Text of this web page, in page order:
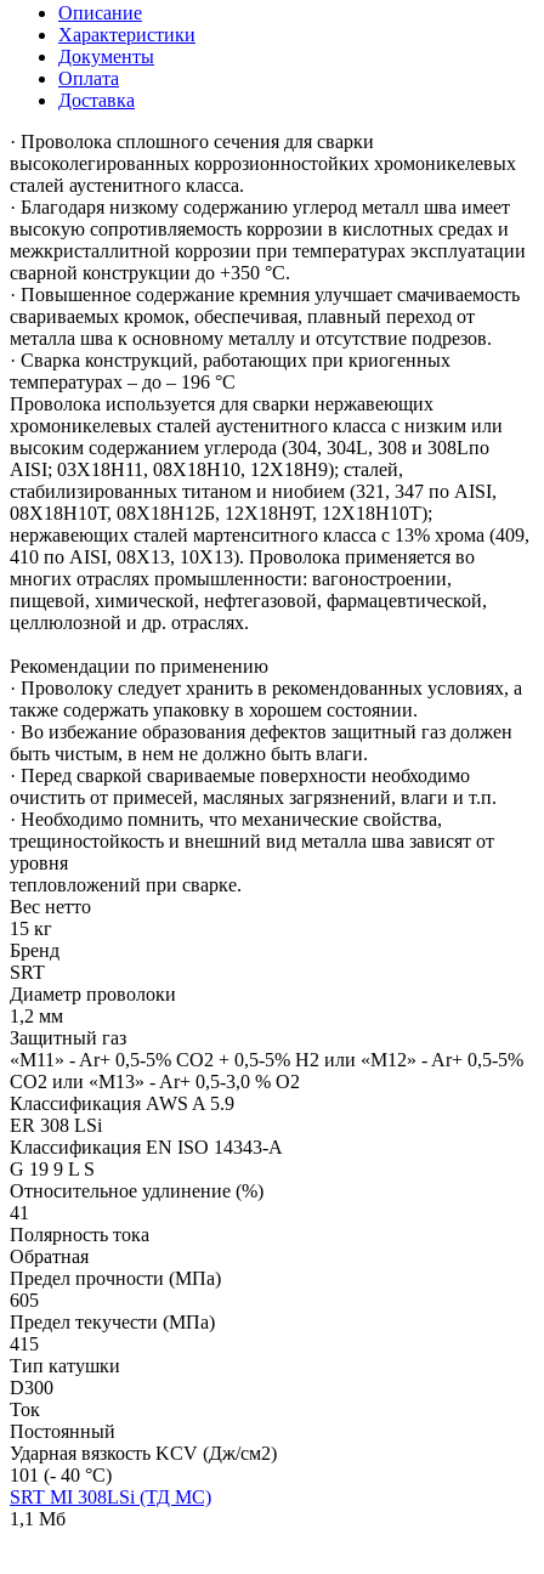
Описание
Характеристики
Документы
Оплата
Доставка
· Проволока сплошного сечения для сварки
высоколегированных коррозионностойких хромоникелевых
сталей аустенитного класса.
· Благодаря низкому содержанию углерод металл шва имеет
высокую сопротивляемость коррозии в кислотных средах и
межкристаллитной коррозии при температурах эксплуатации
сварной конструкции до +350 °С.
· Повышенное содержание кремния улучшает смачиваемость
свариваемых кромок, обеспечивая, плавный переход от
металла шва к основному металлу и отсутствие подрезов.
· Сварка конструкций, работающих при криогенных
температурах – до – 196 °С
Проволока используется для сварки нержавеющих
хромоникелевых сталей аустенитного класса с низким или
высоким содержанием углерода (304, 304L, 308 и 308Lпо
AISI; 03Х18Н11, 08Х18Н10, 12Х18Н9); сталей,
стабилизированных титаном и ниобием (321, 347 по AISI,
08Х18Н10Т, 08Х18Н12Б, 12Х18Н9Т, 12Х18Н10Т);
нержавеющих сталей мартенситного класса с 13% хрома (409,
410 по AISI, 08Х13, 10X13). Проволока применяется во
многих отраслях промышленности: вагоностроении,
пищевой, химической, нефтегазовой, фармацевтической,
целлюлозной и др. отраслях.
Рекомендации по применению
· Проволоку следует хранить в рекомендованных условиях, а
также содержать упаковку в хорошем состоянии.
· Во избежание образования дефектов защитный газ должен
быть чистым, в нем не должно быть влаги.
· Перед сваркой свариваемые поверхности необходимо
очистить от примесей, масляных загрязнений, влаги и т.п.
· Необходимо помнить, что механические свойства,
трещиностойкость и внешний вид металла шва зависят от
уровня
тепловложений при сварке.
Вес нетто
15 кг
Бренд
SRT
Диаметр проволоки
1,2 мм
Защитный газ
«M11» - Ar+ 0,5-5% CO2 + 0,5-5% H2 или «M12» - Ar+ 0,5-5%
CO2 или «M13» - Ar+ 0,5-3,0 % O2
Классификация AWS A 5.9
ER 308 LSi
Классификация EN ISO 14343-A
G 19 9 L S
Относительное удлинение (%)
41
Полярность тока
Обратная
Предел прочности (МПа)
605
Предел текучести (МПа)
415
Тип катушки
D300
Ток
Постоянный
Ударная вязкость KCV (Дж/см2)
101 (- 40 °С)
SRT MI 308LSi (ТД МС)
1,1 Мб